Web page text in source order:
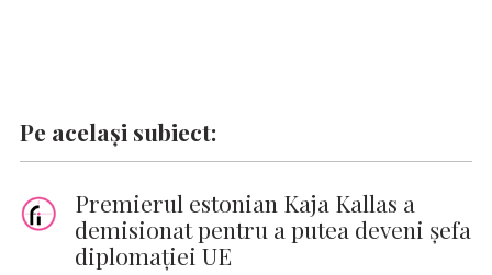
Pe același subiect:
Premierul estonian Kaja Kallas a
demisionat pentru a putea deveni şefa
diplomaţiei UE